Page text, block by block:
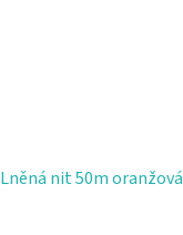
Lněná nit 50m oranžová